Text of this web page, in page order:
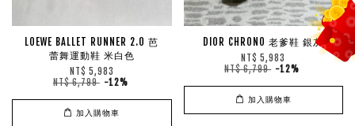
LOEWE BALLET RUNNER 2.0 芭
蕾舞運動鞋 米白色
NT$ 5,983
NT$ 6,799 -12%
加入購物車
DIOR CHRONO 老爹鞋 銀灰
NT$ 5,983
NT$ 6,799 -12%
加入購物車